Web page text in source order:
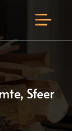
Sfeer